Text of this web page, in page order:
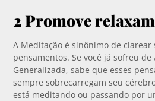
2 Promove
A Meditação é sinônimo de clarear
pensamentos. Se você já sofreu de
Generalizada, sabe que esses
sempre sobrecarregam seu
está meditando ou passando por